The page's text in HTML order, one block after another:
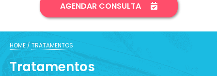
AGENDAR CONSULTA
HOME / TRATAMENTOS
Tratamentos